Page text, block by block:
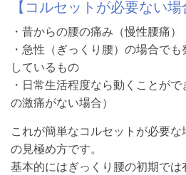
【コルセットが必要ない場
・昔からの腰の痛み（慢性腰痛）
・急性（ぎっくり腰）の場合で
しているもの
・日常生活程度なら動くことが
の激痛がない場合）
これが簡単なコルセットが必要
の見極め方です。
基本的にはぎっくり腰の初期で